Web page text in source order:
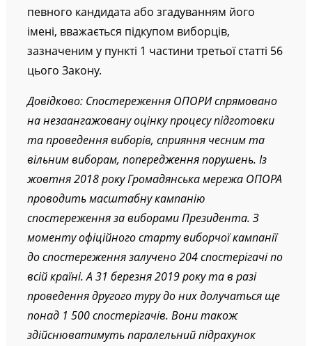
певного кандидата або згадуванням його
імені, вважається підкупом виборців,
зазначеним у пункті 1 частини третьої статті 56
цього Закону.
Довідково: Спостереження ОПОРИ спрямовано
на незаангажовану оцінку процесу підготовки
та проведення виборів, сприяння чесним та
вільним виборам, попередження порушень. Із
жовтня 2018 року Громадянська мережа ОПОРА
проводить масштабну кампанію
спостереження за виборами Президента. З
моменту офіційного старту виборчої кампанії
до спостереження залучено 204 спостерігачі по
всій країні. А 31 березня 2019 року та в разі
проведення другого туру до них долучаться ще
понад 1 500 спостерігачів. Вони також
здійснюватимуть паралельний підрахунок